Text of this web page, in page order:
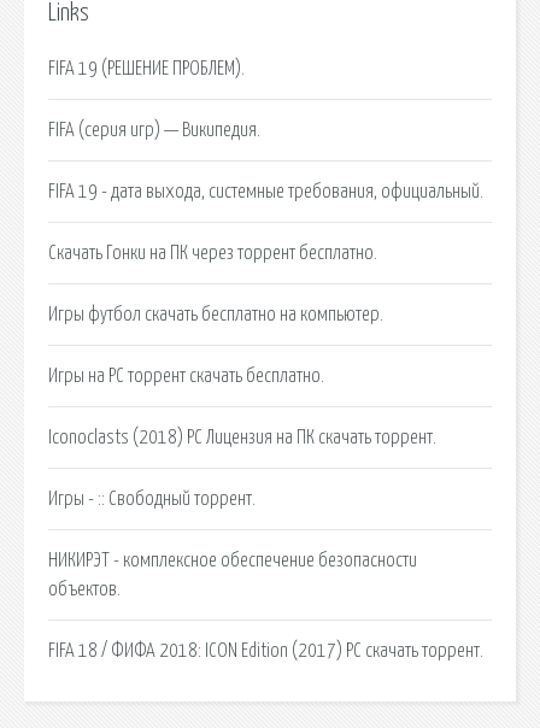
Links
FIFA 19 (РЕШЕНИЕ ПРОБЛЕМ).
FIFA (серия игр) — Википедия.
FIFA 19 - дата выхода, системные требования, официальный.
Скачать Гонки на ПК через торрент бесплатно.
Игры футбол скачать бесплатно на компьютер.
Игры на PC торрент скачать бесплатно.
Iconoclasts (2018) PC Лицензия на ПК скачать торрент.
Игры - :: Свободный торрент.
НИКИРЭТ - комплексное обеспечение безопасности
объектов.
FIFA 18 / ФИФА 2018: ICON Edition (2017) PC скачать торрент.